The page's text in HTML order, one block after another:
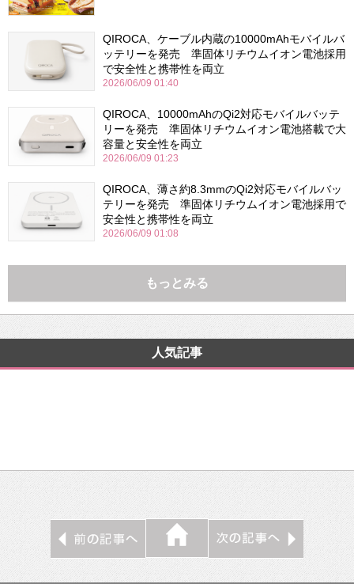
QIROCA、ケーブル内蔵の10000mAhモバイルバ
ッテリーを発売 準固体リチウムイオン電池採用
で安全性と携帯性を両立
2026/06/09 01:40
QIROCA、10000mAhのQi2対応モバイルバッテ
リーを発売 準固体リチウムイオン電池搭載で大
容量と安全性を両立
2026/06/09 01:23
QIROCA、薄さ約8.3mmのQi2対応モバイルバッ
テリーを発売 準固体リチウムイオン電池採用で
安全性と携帯性を両立
2026/06/09 01:08
もっとみる
人気記事